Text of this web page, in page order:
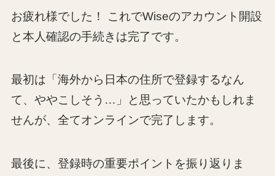
お疲れ様でした！ これでWiseのアカウント開設
と本人確認の手続きは完了です。
最初は「海外から日本の住所で登録するなん
て、ややこしそう…」と思っていたかもしれま
せんが、全てオンラインで完了します。
最後に、登録時の重要ポイントを振り返りま